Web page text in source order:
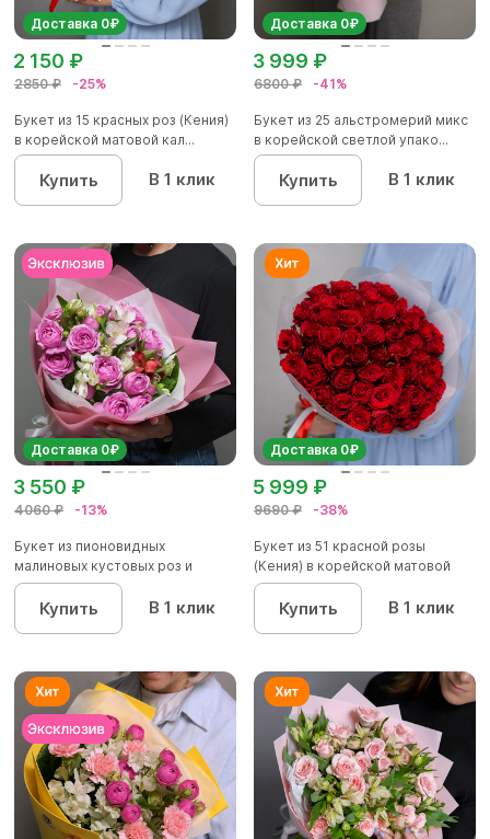
Доставка 0₽
2850 ₽ -25%
2 150 ₽
Букет из 15 красных роз (Кения)
в корейской матовой кал...
Купить В 1 клик
Доставка 0₽
6800 ₽ -41%
3 999 ₽
Букет из 25 альстромерий микс
в корейской светлой упако...
Купить В 1 клик
Доставка 0₽
4060 ₽ -13%
3 550 ₽
Букет из пионовидных
малиновых кустовых роз и
альстроме...
Купить В 1 клик
Доставка 0₽
9690 ₽ -38%
5 999 ₽
Букет из 51 красной розы
(Кения) в корейской матовой
уп...
Купить В 1 клик